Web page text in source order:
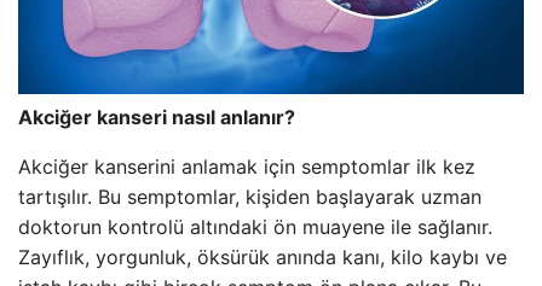
Akciğer kanseri nasıl anlanır?
Akciğer kanserini anlamak için semptomlar ilk kez
tartışılır. Bu semptomlar, kişiden başlayarak uzman
doktorun kontrolü altındaki ön muayene ile sağlanır.
Zayıflık, yorgunluk, öksürük anında kanı, kilo kaybı ve